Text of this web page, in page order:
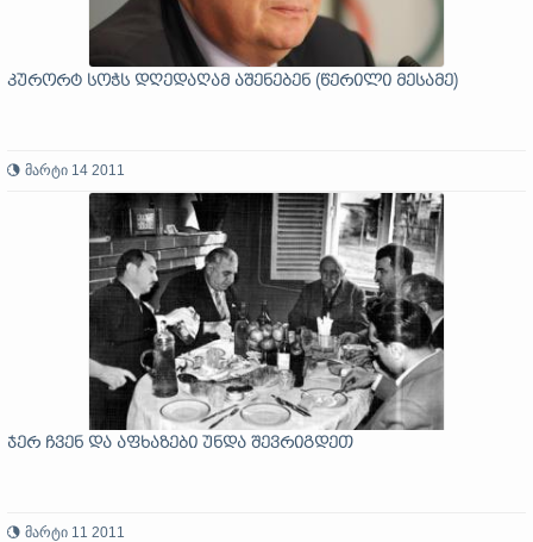
კურორტ სოჭს დღედაღამ აშენებენ (წერილი მესამე)
მარტი 14 2011
ჯერ ჩვენ და აფხაზები უნდა შევრიგდეთ
მარტი 11 2011